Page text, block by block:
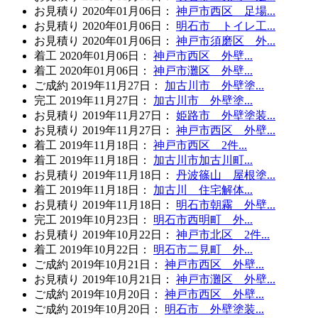
お見積り 2020年01月06日 ：
神戸市西区 足場...
お見積り 2020年01月06日 ：
明石市 トイレ工...
お見積り 2020年01月06日 ：
神戸市須磨区 外...
着工 2020年01月06日 ：
神戸市西区 外壁...
着工 2020年01月06日 ：
神戸市灘区 外壁...
ご成約 2019年11月27日 ：
加古川市 外壁塗...
完工 2019年11月27日 ：
加古川市 外壁塗...
お見積り 2019年11月27日 ：
姫路市 外壁塗装...
お見積り 2019年11月27日 ：
神戸市西区 外壁...
着工 2019年11月18日 ：
神戸市西区 2件...
着工 2019年11月18日 ：
加古川市加古川町...
お見積り 2019年11月18日 ：
丹波篠山 屋根塗...
着工 2019年11月18日 ：
加古川 住宅解体...
お見積り 2019年11月18日 ：
明石市朝霧 外壁...
完工 2019年10月23日 ：
明石市西明町 外...
お見積り 2019年10月22日 ：
神戸市北区 2件...
着工 2019年10月22日 ：
明石市二見町 外...
ご成約 2019年10月21日 ：
神戸市西区 外壁...
お見積り 2019年10月21日 ：
神戸市灘区 外壁...
ご成約 2019年10月20日 ：
神戸市西区 外壁...
ご成約 2019年10月20日 ：
明石市 外壁塗装...